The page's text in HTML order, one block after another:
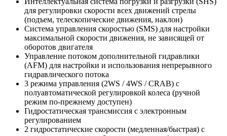
для регулировки скорости всех движений стрелы
(подъем, телескопические движения, наклон)
Система управления скоростью (SMS) для настройки
максимальной скорости движения, не зависящей от
оборотов двигателя
Управление потоком дополнительной гидравлики
(AFM) для настройки и использования непрерывного
гидравлического потока
3 режима управления (2WS / 4WS / CRAB) с
полуавтоматической регулировкой колеса (ручной
режим по-прежнему доступен)
Гидростатическая трансмиссия с электронным
регулированием
2 гидростатические скорости (медленная/быстрая) с